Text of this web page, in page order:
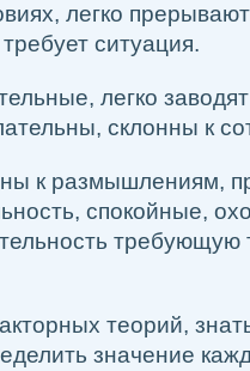
легко
ситуация.
легко заводят
склонны к
к размышлениям,
спокойные,
требующую
теорий,
значение